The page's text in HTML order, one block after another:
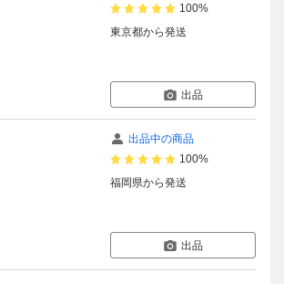
100%
東京都から発送
出品
出品中の商品
100%
福岡県から発送
出品